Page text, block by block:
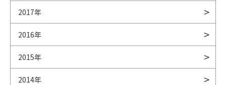
2017年
2016年
2015年
2014年